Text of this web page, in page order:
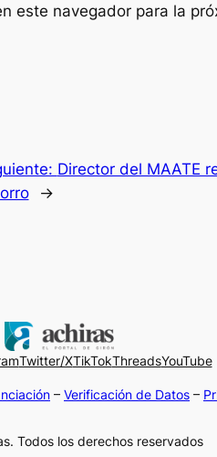
este navegador para la
Director del MAATE
→
Twitter/XTikTokThreadsYouTube
– Verificación de Datos –
Todos los derechos reservados